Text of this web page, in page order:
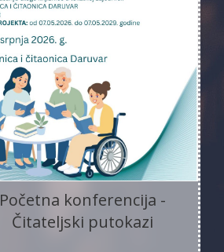
Početna konferencija -
Čitateljski putokazi